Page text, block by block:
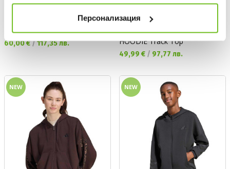
Персонализация
Суитшърт UA Rival LW FZ
Текуща цена:
60,00 €/117,35 лв.
ADIDAS
Суитшърт GIRLS FULL ZIP
HOODIE Track Top
Текуща цена:
49,99 € / 97,77 лв.
NEW NEW